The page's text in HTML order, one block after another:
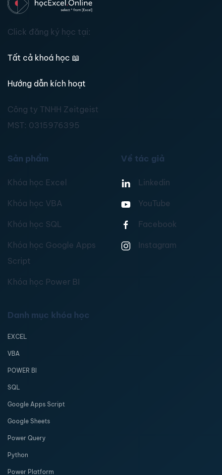
Click đăng ký học tại:
Tất cả khoá học 📖
Hướng dẫn kích hoạt
Công ty TNHH Zeitgeist
MST: 0315976395
Sản phẩm
Khóa học Excel
Khóa học VBA
Khóa học SQL
Khóa học Google Apps
Script
Khóa học Power BI
Về tác giả
Linkedin
YouTube
Facebook
Instagram
Danh mục khóa học
EXCEL
VBA
POWER BI
SQL
Google Apps Script
Google Sheets
Power Query
Python
Power Platform